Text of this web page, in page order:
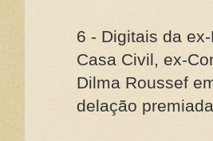
6 - Digitais da
Casa Civil, ex-
Dilma Roussef
delação